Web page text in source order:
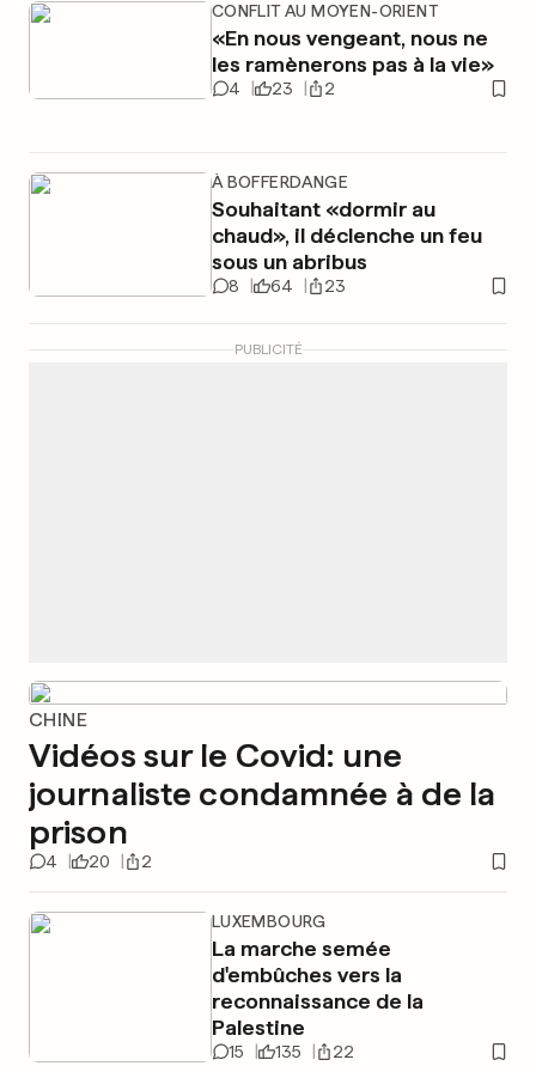
CONFLIT AU MOYEN-ORIENT
«En nous vengeant, nous ne
les ramènerons pas à la vie»
4 23 2
À BOFFERDANGE
Souhaitant «dormir au
chaud», il déclenche un feu
sous un abribus
8 64 23
PUBLICITÉ
CHINE
Vidéos sur le Covid: une
journaliste condamnée à de la
prison
4 20 2
LUXEMBOURG
La marche semée
d'embûches vers la
reconnaissance de la
Palestine
15 135 22